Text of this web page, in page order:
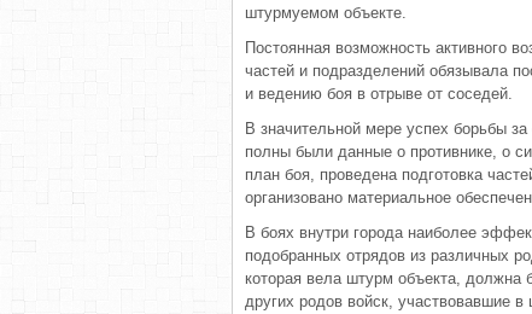
штурмуемом объекте.
Постоянная возможность активного
частей и подразделений обязывала
и ведению боя в отрыве от соседей.
В значительной мере успех борьбы
полны были данные о противнике, о
план боя, проведена подготовка
организовано материальное
В боях внутри города наиболее
подобранных отрядов из различных
которая вела штурм объекта, должна
других родов войск, участвовавшие